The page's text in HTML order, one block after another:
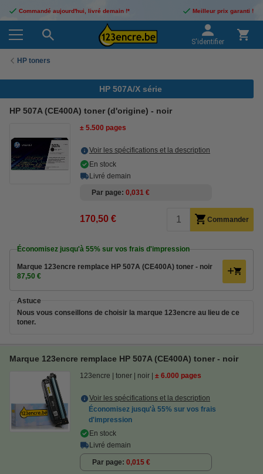
Commandé aujourd'hui, livré demain !* Meilleur prix garanti !
S'identifier
HP toners
HP 507A/X série
HP 507A (CE400A) toner (d'origine) - noir
± 5.500 pages
Voir les spécifications et la description
En stock
Livré demain
Par page 0,031 €
170,50 € Commander
Économisez jusqu'à 55% sur vos frais d'impression
Marque 123encre remplace HP 507A (CE400A) toner - noir
87,50 €
Astuce
Nous vous conseillons de choisir la marque 123encre au lieu de ce
toner.
Marque 123encre remplace HP 507A (CE400A) toner - noir
123encre toner noir ± 6.000 pages
Voir les spécifications et la description
Économisez jusqu'à 55% sur vos frais
d'impression
En stock
Livré demain
Par page 0,015 €